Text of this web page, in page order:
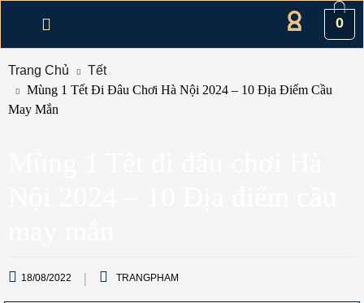
0
Trang Chủ
Tết
Mùng 1 Tết Đi Đâu Chơi Hà Nội 2024 – 10 Địa Điểm Cầu
May Mắn
18/08/2022 TRANGPHAM